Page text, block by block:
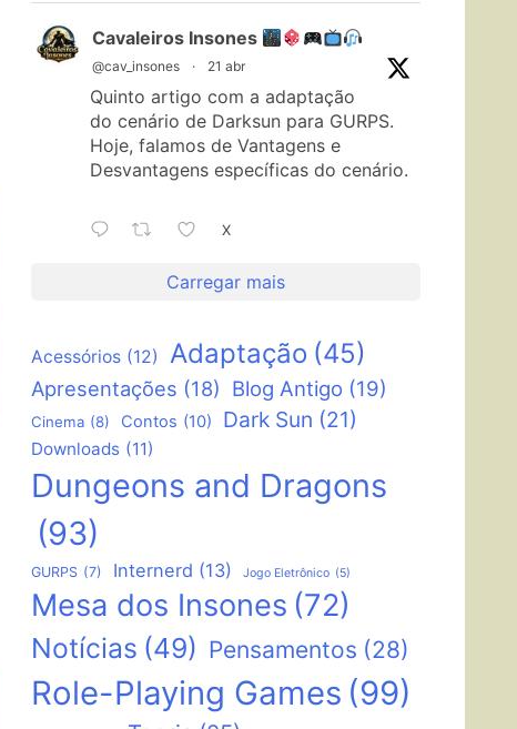
Cavaleiros Insones
@cav_insones · 21 abr
Quinto artigo com a adaptação
do cenário de Darksun para GURPS.
Hoje, falamos de Vantagens e
Desvantagens específicas do cenário.
X
Carregar mais
Acessórios (12) Adaptação (45)
Apresentações (18) Blog Antigo (19)
Cinema (8) Contos (10) Dark Sun (21)
Downloads (11)
Dungeons and Dragons
(93)
GURPS (7) Internerd (13) Jogo Eletrônico (5)
Mesa dos Insones (72)
Notícias (49) Pensamentos (28)
Role-Playing Games (99)